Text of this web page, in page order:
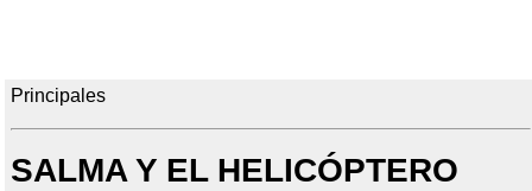
Principales
SALMA Y EL HELICÓPTERO